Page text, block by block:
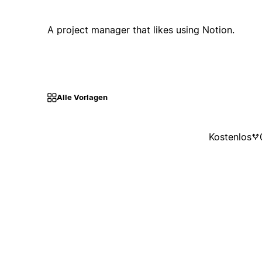
A project manager that likes using Notion.
Alle Vorlagen
Kostenlos